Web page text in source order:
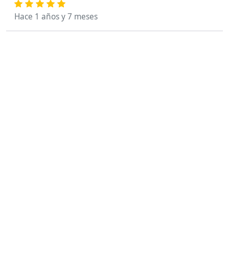
Hace 1 años y 7 meses